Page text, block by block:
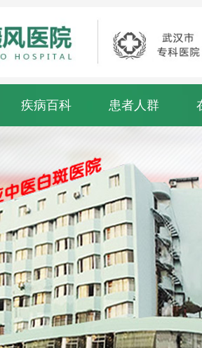
疾病百科 患者人群